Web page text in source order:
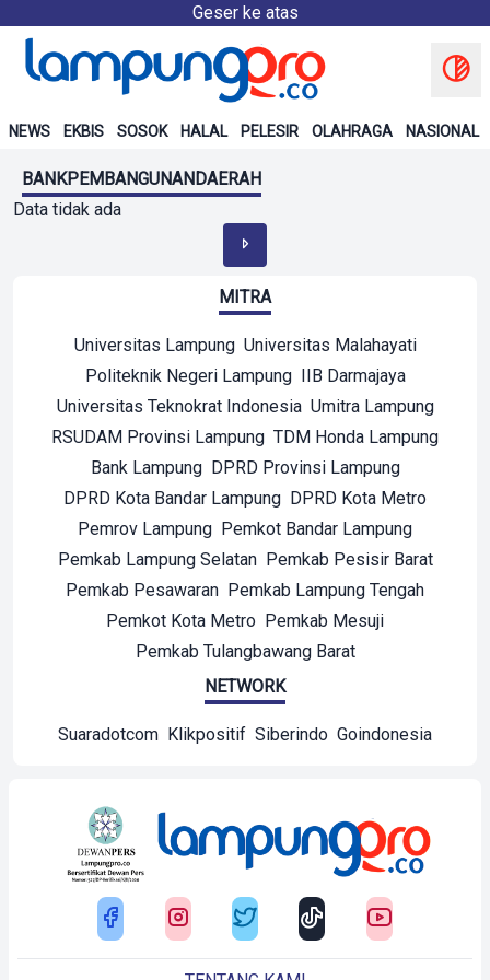
Geser ke atas
NEWS EKBIS SOSOK HALAL PELESIR OLAHRAGA NASIONAL
BANKPEMBANGUNANDAERAH
Data tidak ada
MITRA
Universitas Lampung Universitas Malahayati
Politeknik Negeri Lampung IIB Darmajaya
Universitas Teknokrat Indonesia Umitra Lampung
RSUDAM Provinsi Lampung TDM Honda Lampung
Bank Lampung DPRD Provinsi Lampung
DPRD Kota Bandar Lampung DPRD Kota Metro
Pemrov Lampung Pemkot Bandar Lampung
Pemkab Lampung Selatan Pemkab Pesisir Barat
Pemkab Pesawaran Pemkab Lampung Tengah
Pemkot Kota Metro Pemkab Mesuji
Pemkab Tulangbawang Barat
NETWORK
Suaradotcom Klikpositif Siberindo Goindonesia